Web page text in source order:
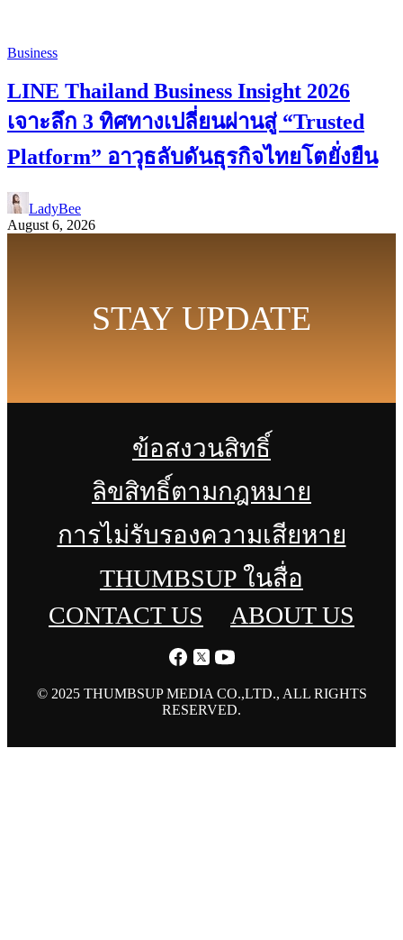
Business
LINE Thailand Business Insight 2026
เจาะลึก 3 ทิศทางเปลี่ยนผ่านสู่ “Trusted
Platform” อาวุธลับดันธุรกิจไทยโตยั่งยืน
LadyBee
August 6, 2026
STAY UPDATE
ข้อสงวนสิทธิ์
ลิขสิทธิ์ตามกฎหมาย
การไม่รับรองความเสียหาย
THUMBSUP ในสื่อ
CONTACT US
ABOUT US
© 2025 THUMBSUP MEDIA CO.,LTD., ALL RIGHTS
RESERVED.